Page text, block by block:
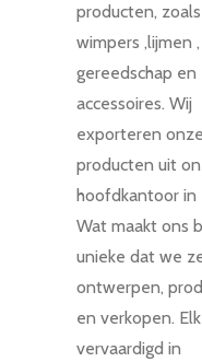
producten, zoals
wimpers ,lijmen
gereedschap en
accessoires. Wij
exporteren onze
producten uit
hoofdkantoor in
Wat maakt ons
unieke dat we
ontwerpen,
en verkopen.
vervaardigd in